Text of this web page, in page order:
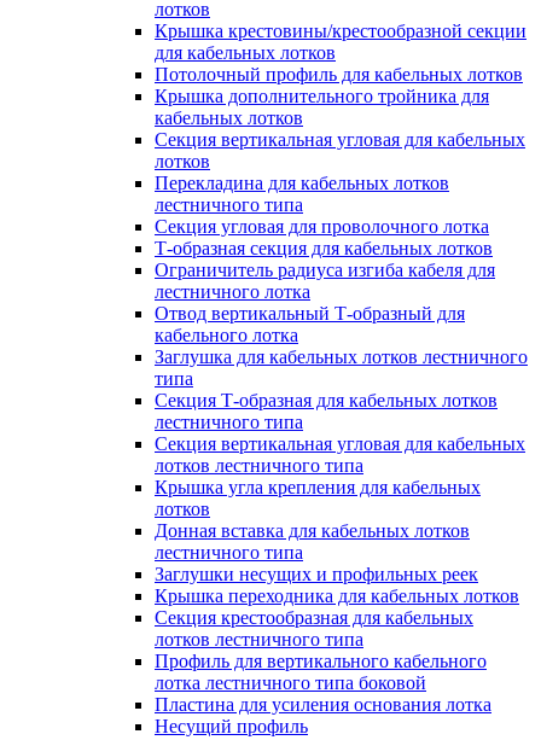
лотков
Крышка крестовины/крестообразной секции
для кабельных лотков
Потолочный профиль для кабельных лотков
Крышка дополнительного тройника для
кабельных лотков
Секция вертикальная угловая для кабельных
лотков
Перекладина для кабельных лотков
лестничного типа
Секция угловая для проволочного лотка
Т-образная секция для кабельных лотков
Ограничитель радиуса изгиба кабеля для
лестничного лотка
Отвод вертикальный Т-образный для
кабельного лотка
Заглушка для кабельных лотков лестничного
типа
Секция Т-образная для кабельных лотков
лестничного типа
Секция вертикальная угловая для кабельных
лотков лестничного типа
Крышка угла крепления для кабельных
лотков
Донная вставка для кабельных лотков
лестничного типа
Заглушки несущих и профильных реек
Крышка переходника для кабельных лотков
Секция крестообразная для кабельных
лотков лестничного типа
Профиль для вертикального кабельного
лотка лестничного типа боковой
Пластина для усиления основания лотка
Несущий профиль